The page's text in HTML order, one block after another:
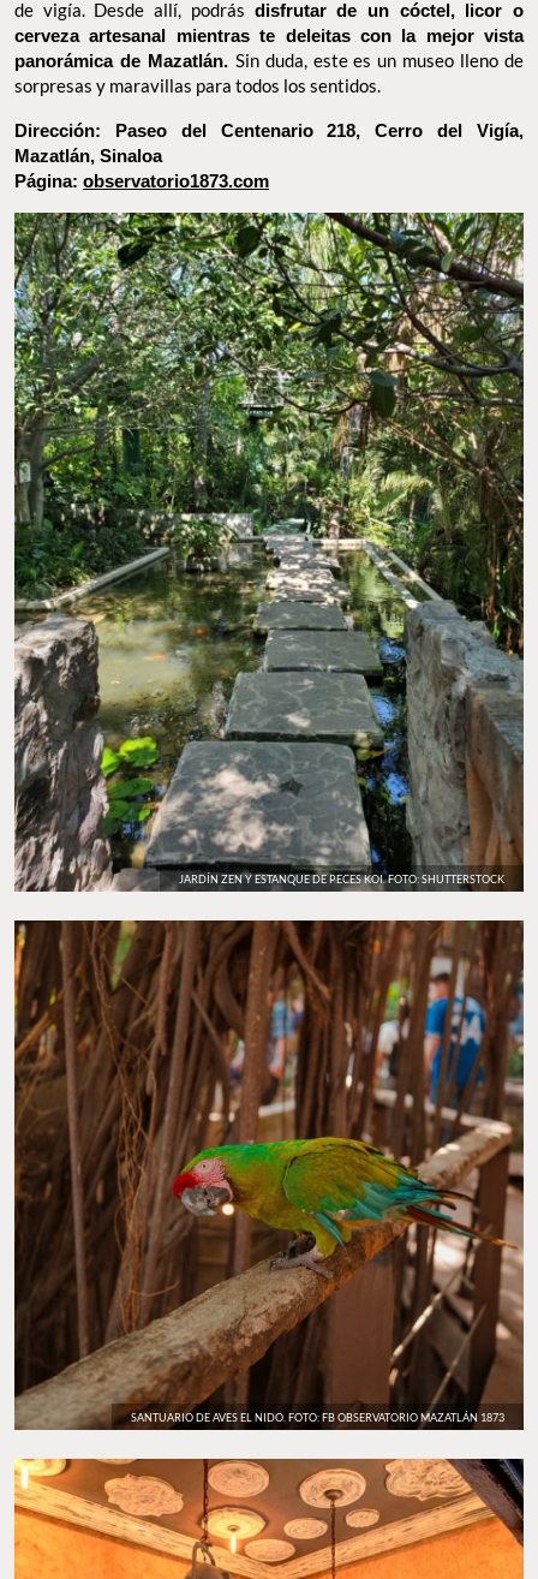
de peces koique añaden un toque de tranquilidad al entorno.
También encontrarás elAgaviario,un jardín que alberga 30
especies de agaves y cactus endémicos de México. Un recorrido
por estos espacios del museo te sumergirá en la belleza natural
perderte:el Skybar 360, ubicado en la parte más alta de la torre
de vigía. Desde allí, podrás
artesanal mientras te deleitas con la mejor vista panorámica
de Mazatlán.Sin duda, este es un museo lleno de sorpresas y
maravillas para todos los sentidos.
Dirección: Paseo del Centenario 218, Cerro del Vigía,
Mazatlán, Sinaloa
Página:observatorio1873.com
JARDÍN ZEN Y ESTANQUE DE PECES KOI. FOTO: SHUTTERSTOCK
SANTUARIO DE AVES EL NIDO. FOTO: FB OBSERVATORIO MAZATLÁN 1873